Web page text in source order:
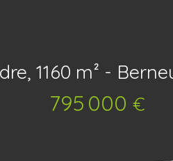
1160 m² -
795 000 €